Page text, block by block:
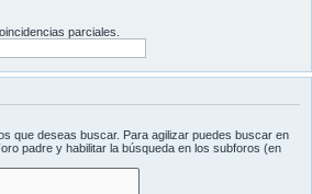
parciales.
que deseas buscar. Para agilizar puedes buscar en
padre y habilitar la búsqueda en los subforos (en